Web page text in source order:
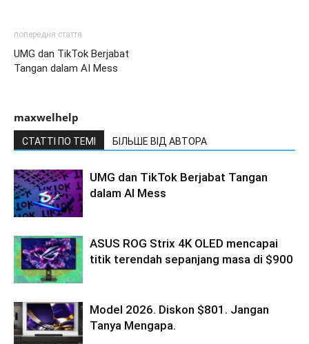
попередня стаття
UMG dan TikTok Berjabat
Tangan dalam AI Mess
maxwelhelp
СТАТТІ ПО ТЕМІ БІЛЬШЕ ВІД АВТОРА
UMG dan TikTok Berjabat Tangan
dalam AI Mess
ASUS ROG Strix 4K OLED mencapai
titik terendah sepanjang masa di $900
Model 2026. Diskon $801. Jangan
Tanya Mengapa.